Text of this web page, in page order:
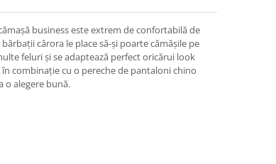
business este extrem de confortabilă de
cărora le place să-și poarte cămășile pe
feluri și se adaptează perfect oricărui look
combinație cu o pereche de pantaloni chino
o alegere bună.